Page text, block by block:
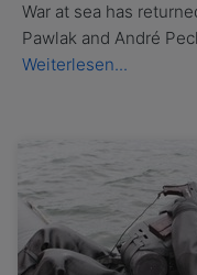
War at sea has
Pawlak and André
Weiterlesen...